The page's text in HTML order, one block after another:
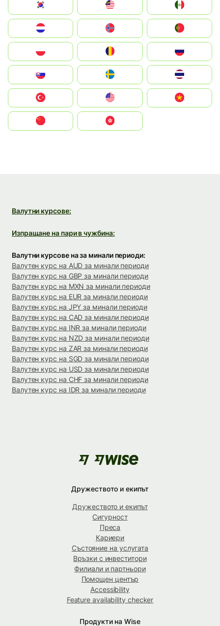
South Korea
United States
中國香港特別行政區
Валутни курсове:
Изпращане на пари в чужбина:
Валутни курсове на за минали периоди:
Валутен курс на AUD за минали периоди
Валутен курс на GBP за минали периоди
Валутен курс на MXN за минали периоди
Валутен курс на EUR за минали периоди
Валутен курс на JPY за минали периоди
Валутен курс на CAD за минали периоди
Валутен курс на INR за минали периоди
Валутен курс на NZD за минали периоди
Валутен курс на ZAR за минали периоди
Валутен курс на SGD за минали периоди
Валутен курс на USD за минали периоди
Валутен курс на CHF за минали периоди
Валутен курс на IDR за минали периоди
Дружеството и екипът
Дружеството и екипът
Сигурност
Преса
Кариери
Състояние на услугата
Връзки с инвеститори
Филиали и партньори
Помощен център
Accessibility
Feature availability checker
Продукти на Wise